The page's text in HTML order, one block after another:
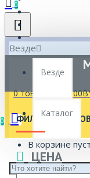
0
Везде
Везде
Каталог
0 товар(ов) -
0
В корзине
ФИЛЬТР ТОВАРОВ
ЦЕНА